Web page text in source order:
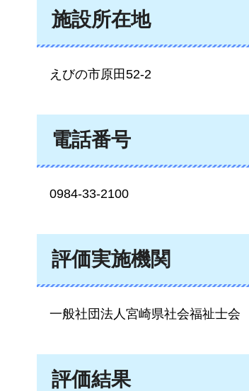
施設所在地
えびの市原田52-2
電話番号
0984-33-2100
評価実施機関
一般社団法人宮崎県社会福祉士会
評価結果